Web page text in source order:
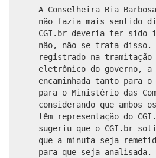
A Conselheira Bia
não fazia mais sentido
CGI.br deveria ter sido
não, não se trata disso.
registrado na tramitação
eletrônico do governo, a
encaminhada tanto para o
para o Ministério das
considerando que ambos
têm representação do
sugeriu que o CGI.br
que a minuta seja
para que seja analisada.